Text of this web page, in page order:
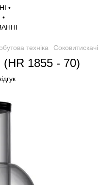
техніка Соковитискачі
(HR 1855 - 70)